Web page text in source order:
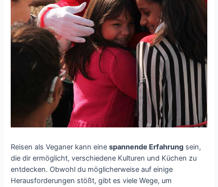
Reisen als Veganer kann einespannende Erfahrung sein,
die dir ermöglicht, verschiedene Kulturen und Küchen zu
entdecken. Obwohl du möglicherweise auf einige
Herausforderungen stößt, gibt es viele Wege, um